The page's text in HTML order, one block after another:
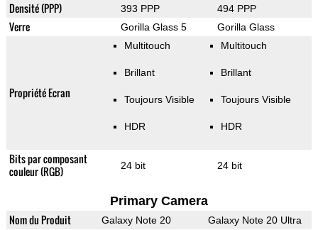
Densité (PPP) 393 PPP 494 PPP
Verre Gorilla Glass 5 Gorilla Glass
Propriété Ecran
Multitouch
Brillant
Toujours Visible
HDR
Multitouch
Brillant
Toujours Visible
HDR
Bits par composant
couleur (RGB)
24 bit 24 bit
Primary Camera
Nom du Produit Galaxy Note 20 Galaxy Note 20 Ultra